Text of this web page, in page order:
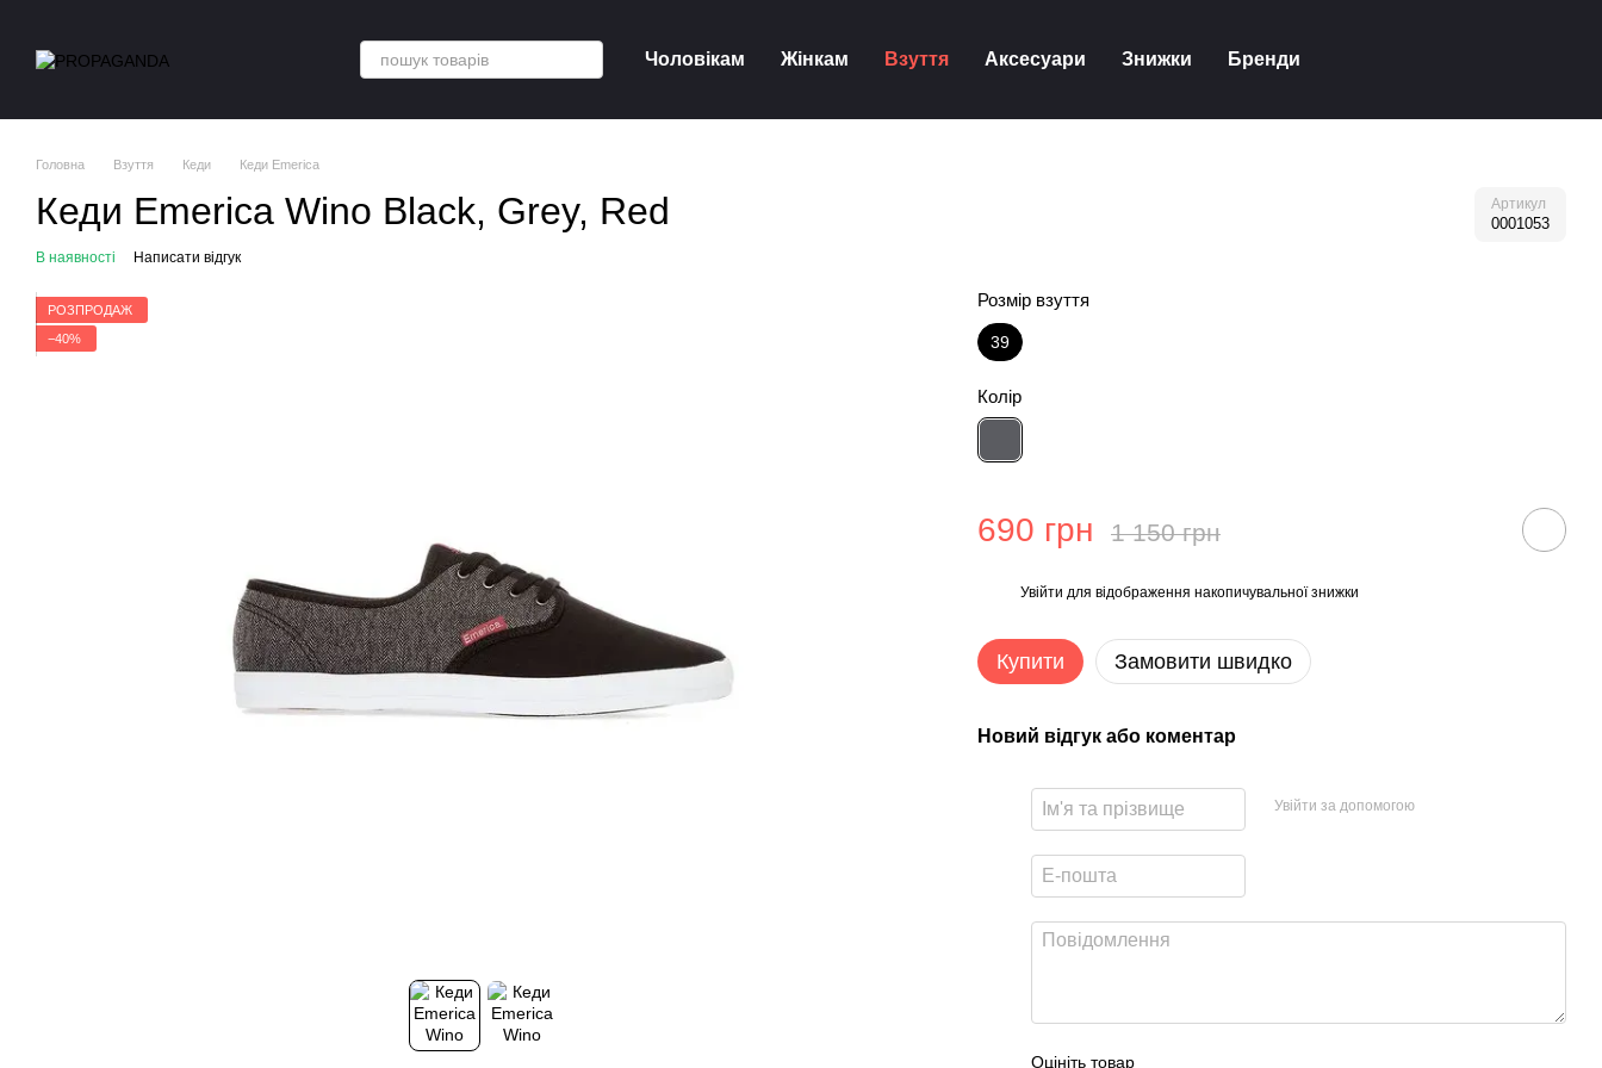
Чоловікам Жінкам Взуття Аксесуари Знижки Бренди
Головна Взуття Кеди Кеди Emerica
Кеди Emerica Wino Black, Grey, Red Артикул
0001053
В наявності Написати відгук
РОЗПРОДАЖ
−40%
Розмір взуття
39
Колір
690 грн 1 150 грн
Увійти для відображення накопичувальної знижки
Купити Замовити швидко
Новий відгук або коментар
Увійти за допомогою
Оцініть товар